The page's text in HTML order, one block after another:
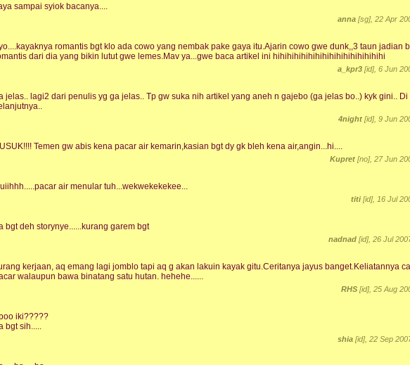
sampai syiok bacanya....
anna [sg], 22 Apr
romantis bgt klo ada cowo yang nembak pake gaya itu.Ajarin cowo gwe dunk,,3 taun jadian
dari dia yang bikin lutut gwe lemes.Mav ya...gwe baca artikel ini hihihihihihihihihihihihihihihihi
a_kpr3 [id], 6 Jun
jelas.. lagi2 dari penulis yg ga jelas.. Tp gw suka nih artikel yang aneh n gajebo (ga jelas bo..) kyk gini.. Di
4night [id], 9 Jun
Temen gw abis kena pacar air kemarin,kasian bgt dy gk bleh kena air,angin...hi....
Kupret [no], 27 Jun
air menular tuh...wekwekekekee...
titi [id], 16 Jul
bgt deh storynye......kurang garem bgt
nadnad [id], 26 Jul
kerjaan, aq emang lagi jomblo tapi aq g akan lakuin kayak gitu.Ceritanya jayus banget.Keliatannya
walaupun bawa binatang satu hutan. hehehe......
RHS [id], 25 Aug
iki?????
bgt sih.....
shia [id], 22 Sep